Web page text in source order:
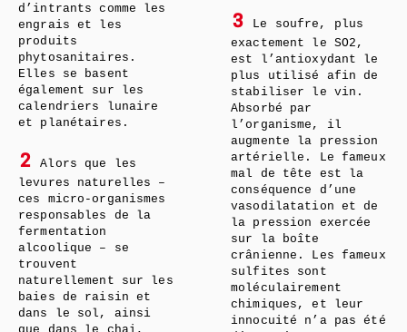
d’intrants comme les
engrais et les
produits
phytosanitaires.
Elles se basent
également sur les
calendriers lunaire
et planétaires.
2
Alors que les
levures naturelles –
ces micro-organismes
responsables de la
fermentation
alcoolique – se
trouvent
naturellement sur les
baies de raisin et
dans le sol, ainsi
3
Le soufre, plus
exactement le SO2,
est l’antioxydant le
plus utilisé afin de
stabiliser le vin.
Absorbé par
l’organisme, il
augmente la pression
artérielle. Le fameux
mal de tête est la
conséquence d’une
vasodilatation et de
la pression exercée
sur la boîte
crânienne. Les fameux
sulfites sont
moléculairement
chimiques, et leur
innocuité n’a pas été